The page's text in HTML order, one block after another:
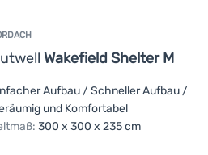
Wakefield Shelter M
Aufbau / Schneller Aufbau /
und Komfortabel
300 x 300 x 235 cm